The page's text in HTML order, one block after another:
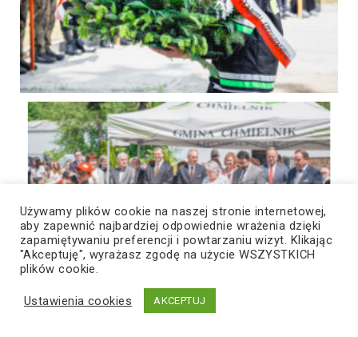
Używamy plików cookie na naszej stronie internetowej,
aby zapewnić najbardziej odpowiednie wrażenia dzięki
zapamiętywaniu preferencji i powtarzaniu wizyt. Klikając
"Akceptuję", wyrażasz zgodę na użycie WSZYSTKICH
plików cookie.
Ustawienia cookies AKCEPTUJ